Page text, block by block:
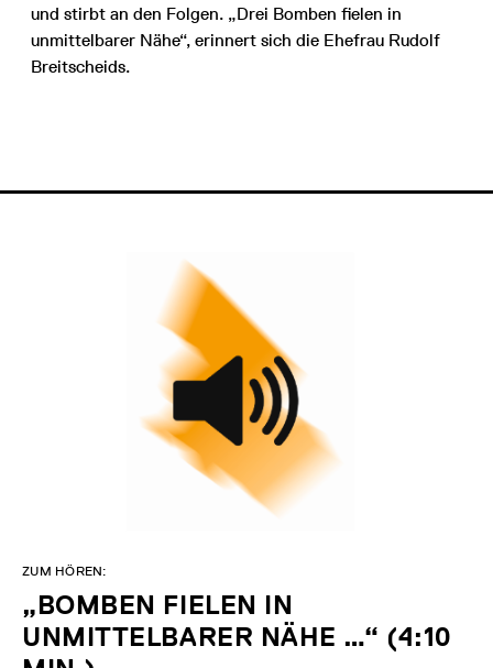
und stirbt an den Folgen. „Drei Bomben fielen in
unmittelbarer Nähe“, erinnert sich die Ehefrau Rudolf
Breitscheids.
„BOMBEN FIELEN IN
UNMITTELBARER NÄHE …“ (4:10
ZUM HÖREN: